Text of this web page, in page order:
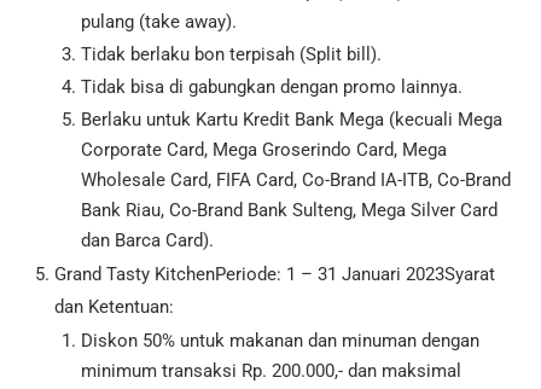
pulang (take away).
Tidak berlaku bon terpisah (Split bill).
Tidak bisa di gabungkan dengan promo lainnya.
Berlaku untuk Kartu Kredit Bank Mega (kecuali Mega
Corporate Card, Mega Groserindo Card, Mega
Wholesale Card, FIFA Card, Co-Brand IA-ITB, Co-Brand
Bank Riau, Co-Brand Bank Sulteng, Mega Silver Card
dan Barca Card).
Grand Tasty KitchenPeriode: 1 – 31 Januari 2023Syarat
dan Ketentuan:
Diskon 50% untuk makanan dan minuman dengan
minimum transaksi Rp. 200.000,- dan maksimal